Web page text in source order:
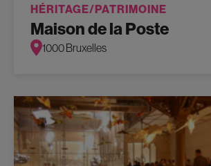
HÉRITAGE/PATRIMOINE
Maison de la Poste
1000 Bruxelles